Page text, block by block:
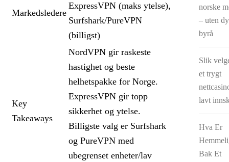
Markedsledere
ExpressVPN (maks ytelse),
Surfshark/PureVPN
(billigst)
Key
Takeaways
NordVPN gir raskeste
hastighet og beste
helhetspakke for Norge.
ExpressVPN gir topp
sikkerhet og ytelse.
Billigste valg er Surfshark
og PureVPN med
ubegrenset enheter/lav
norske
– uten
byrå
Slik
et trygt
lavt
Hva Er
Bak Et